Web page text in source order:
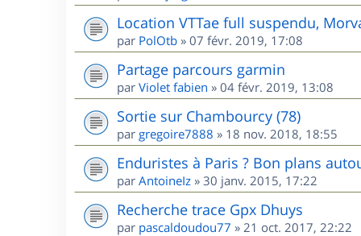
Location VTTae full suspendu,
par PolOtb » 07 févr. 2019, 17:08
Partage parcours garmin
par Violet fabien » 04 févr. 2019, 13:08
Sortie sur Chambourcy (78)
par gregoire7888 » 18 nov. 2018, 18:55
Enduristes à Paris ? Bon plans
par AntoineIz » 30 janv. 2015, 17:22
Recherche trace Gpx Dhuys
par pascaldoudou77 » 21 oct. 2017, 22:22